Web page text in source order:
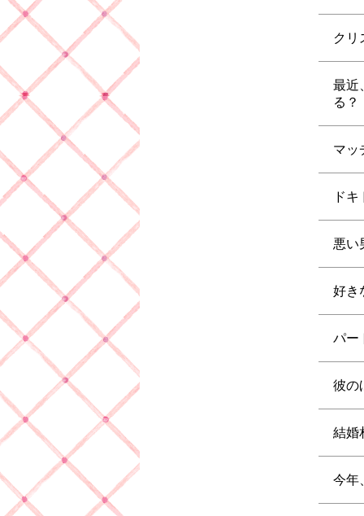
クリ
最近
る？
マッ
ド
悪い
好き
パー
彼の
結婚
今年